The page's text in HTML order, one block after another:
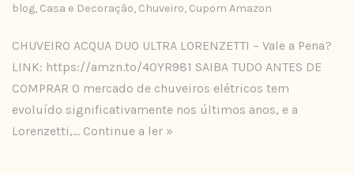
blog, Casa e Decoração, Chuveiro, Cupom Amazon
CHUVEIRO ACQUA DUO ULTRA LORENZETTI – Vale a Pena?
LINK: https://amzn.to/40YR981 SAIBA TUDO ANTES DE
COMPRAR O mercado de chuveiros elétricos tem
evoluído significativamente nos últimos anos, e a
Lorenzetti,… Continue a ler »